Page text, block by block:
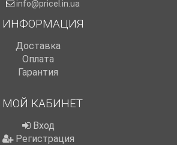
info@pricel.in.ua
ИНФОРМАЦИЯ
Доставка
Оплата
Гарантия
МОЙ КАБИНЕТ
Вход
Регистрация